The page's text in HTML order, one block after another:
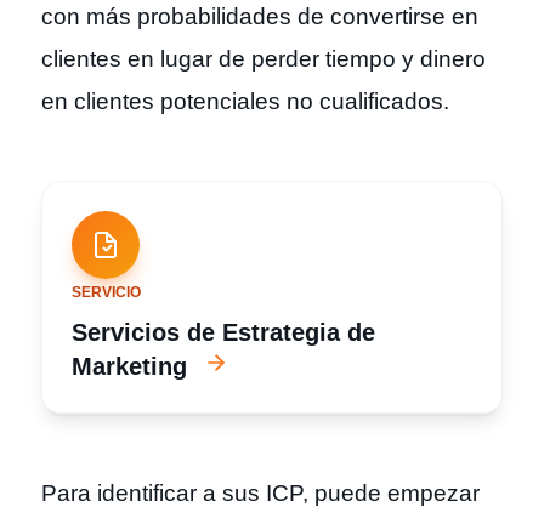
con más probabilidades de convertirse en
clientes en lugar de perder tiempo y dinero
en clientes potenciales no cualificados.
SERVICIO
Servicios de Estrategia de
Marketing
Para identificar a sus ICP, puede empezar